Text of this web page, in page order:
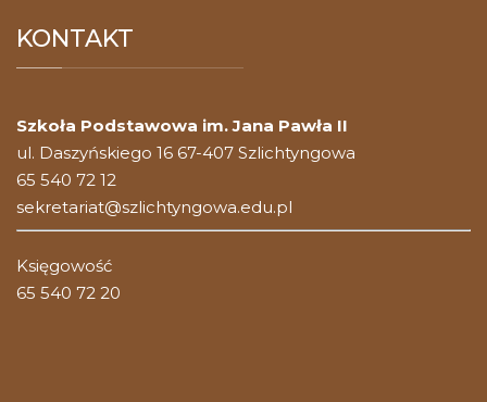
KONTAKT
Szkoła Podstawowa im. Jana Pawła II
ul. Daszyńskiego 16 67-407 Szlichtyngowa
65 540 72 12
sekretariat@szlichtyngowa.edu.pl
Księgowość
65 540 72 20